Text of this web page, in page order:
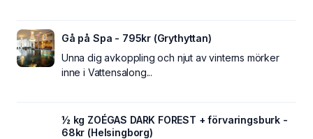
Gå på Spa - 795kr (Grythyttan)
Unna dig avkoppling och njut av vinterns mörker
inne i Vattensalong...
½ kg ZOÉGAS DARK FOREST + förvaringsburk -
68kr (Helsingborg)